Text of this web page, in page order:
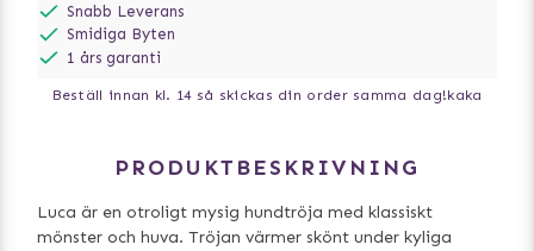
Snabb Leverans
Smidiga Byten
1 års garanti
Beställ innan kl. 14 så skickas din order samma dag!kaka
PRODUKTBESKRIVNING
Luca är en otroligt mysig hundtröja med klassiskt
mönster och huva. Tröjan värmer skönt under kyliga